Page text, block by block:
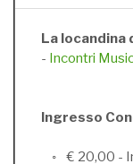
La locandina
- Incontri
Ingresso
◦ € 20,00 -